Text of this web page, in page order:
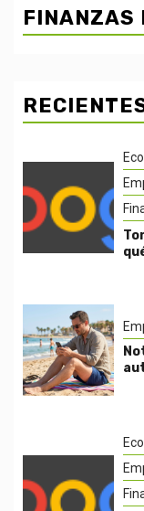
FINANZAS